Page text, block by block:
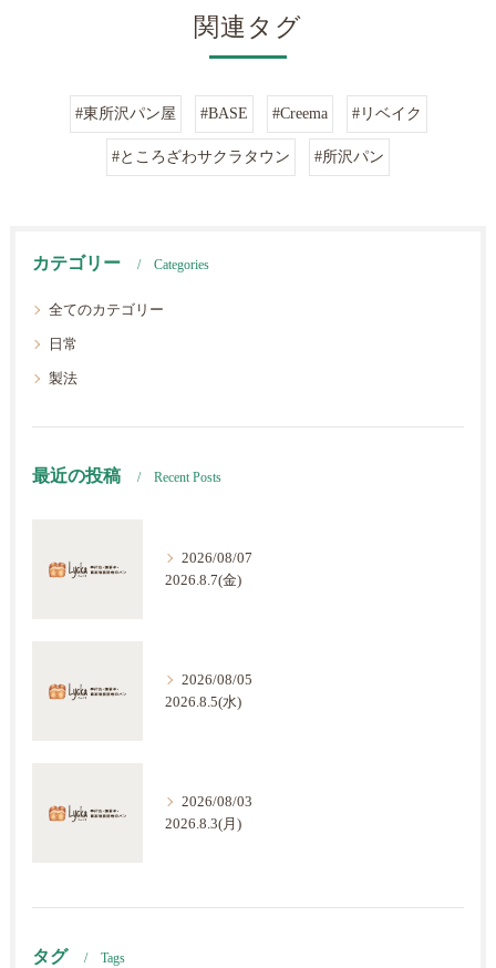
関連タグ
#東所沢パン屋 #BASE #Creema #リベイク
#ところざわサクラタウン #所沢パン
カテゴリー Categories
全てのカテゴリー
日常
製法
最近の投稿 Recent Posts
2026/08/07
2026.8.7(金)
2026/08/05
2026.8.5(水)
2026/08/03
2026.8.3(月)
タグ Tags